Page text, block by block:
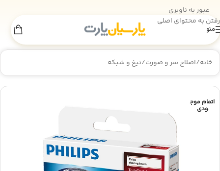
عبور به ناوبری
رفتن به محتوای اصلی
اطلاعیه انبارگردانی
به‌دلیل انجام عملیات انبارگردانی، فروش سایت
تا 18 مرداد
موقتاً غیرفعال است. از همراهی شما سپاسگزاریم.
×
منو
خانه/اصلاح سر و صورت/تیغ و شبکه
اتمام موج
ودی